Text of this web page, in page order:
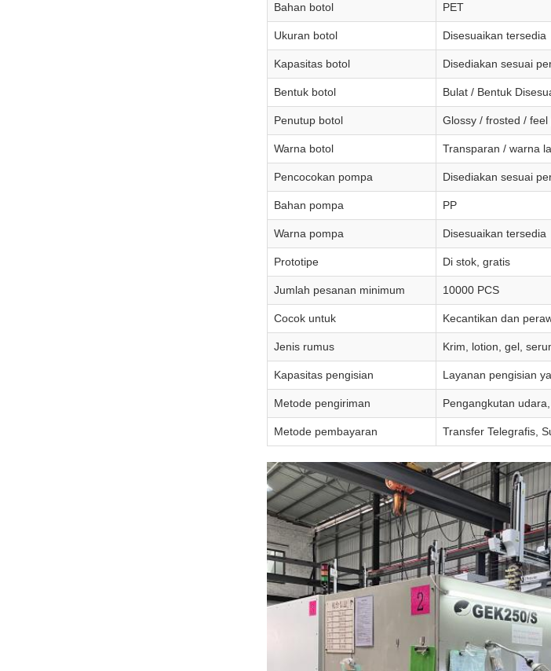
Bahan botol PET
Ukuran botol Disesuaikan tersedia
Kapasitas botol Disediakan sesuai
Bentuk botol Bulat / Bentuk
Penutup botol Glossy / frosted /
Warna botol Transparan / warna
Pencocokan pompa Disediakan sesuai
Bahan pompa PP
Warna pompa Disesuaikan tersedia
Prototipe Di stok, gratis
Jumlah pesanan minimum 10000 PCS
Cocok untuk Kecantikan dan
Jenis rumus Krim, lotion, gel,
Kapasitas pengisian Layanan pengisian
Metode pengiriman Pengangkutan
Metode pembayaran Transfer Telegrafis,